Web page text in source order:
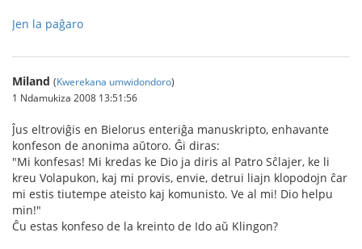
Jen la paĝaro
Miland (Kwerekana umwidondoro)
1 Ndamukiza 2008 13:51:56
Ĵus eltroviĝis en Bielorus enteriĝa manuskripto, enhavante
konfeson de anonima aŭtoro. Ĝi diras:
"Mi konfesas! Mi kredas ke Dio ja diris al Patro Sĉlajer, ke li
kreu Volapukon, kaj mi provis, envie, detrui liajn klopodojn ĉar
mi estis tiutempe ateisto kaj komunisto. Ve al mi! Dio helpu
min!"
Ĉu estas konfeso de la kreinto de Ido aŭ Klingon?